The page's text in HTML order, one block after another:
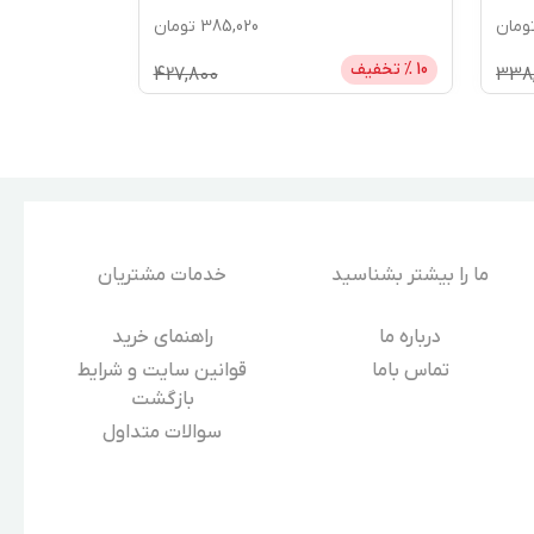
385,020 تومان
10 % تخفیف 427,800
ما را بیشتر بشناسید
درباره‌ ما
تماس باما
خدمات مشتریان
راهنمای خرید
قوانین سایت و شرایط
بازگشت
سوالات متداول